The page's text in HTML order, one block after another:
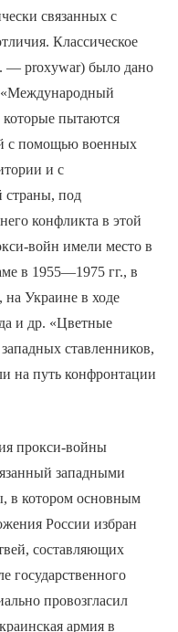
связанных с
Классическое
— proxywar) было дано
пытаются
с помощью военных
и с
страны, под
конфликта в этой
войн имели место в
в 1955—1975 гг., в
на Украине в ходе
и др. «Цветные
ставленников,
на путь конфронтации
прокси-войны
западными
в котором основным
России избран
составляющих
государственного
провозгласил
армия в